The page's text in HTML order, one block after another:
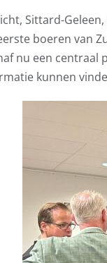
Sittard-
boeren van
nu een centraal
kunnen